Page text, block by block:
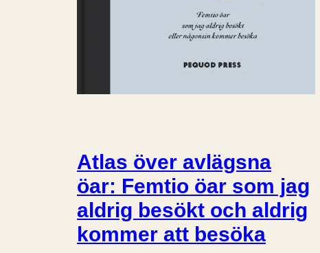
Atlas över avlägsna
öar: Femtio öar som jag
aldrig besökt och aldrig
kommer att besöka